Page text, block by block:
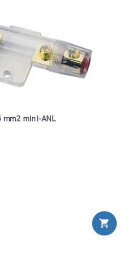
mini-ANL
shopping_cart